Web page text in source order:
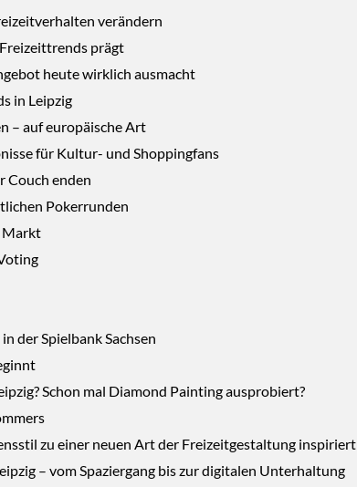
verändern
prägt
heute wirklich ausmacht
in Leipzig
– auf europäische Art
für Kultur- und Shoppingfans
Couch enden
Pokerrunden
Markt
der Spielbank Sachsen
Schon mal Diamond Painting ausprobiert?
zu einer neuen Art der Freizeitgestaltung inspiriert
– vom Spaziergang bis zur digitalen Unterhaltung